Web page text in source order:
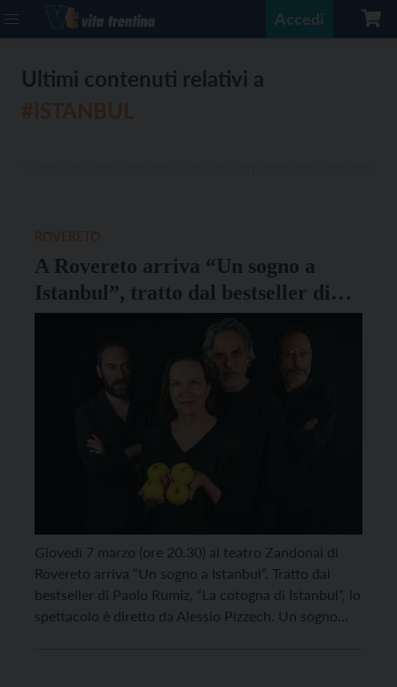
Accedi
Ultimi contenuti relativi a
A Rovereto arriva “Un sogno a
Istanbul”, tratto dal bestseller di
Rumiz
Giovedì 7 marzo (ore 20.30) al teatro Zandonai di
Rovereto arriva “Un sogno a Istanbul”. Tratto dal
bestseller di Paolo Rumiz, “La cotogna di Istanbul”, lo
spettacolo è diretto da Alessio Pizzech. Un sogno